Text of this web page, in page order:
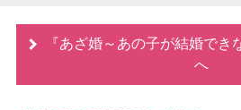
『あざ婚～あの子が結婚でき
へ